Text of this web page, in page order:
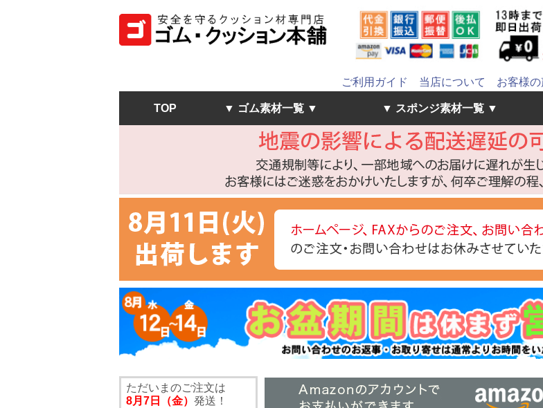
ご利用ガイド 当店について お客様の
TOP ▼ ゴム素材一覧 ▼ ▼ スポンジ素材一覧 ▼
ただいまのご注文は
8月7日（金） 発送！